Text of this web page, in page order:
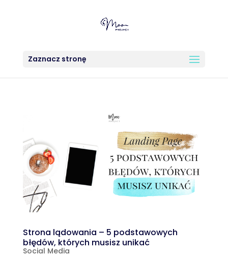
Zaznacz stronę
Strona lądowania – 5 podstawowych
błędów, których musisz unikać
Social Media